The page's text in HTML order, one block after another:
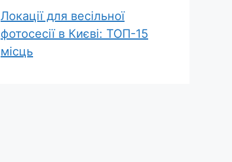
Локації для весільної
фотосесії в Києві: ТОП-15
місць